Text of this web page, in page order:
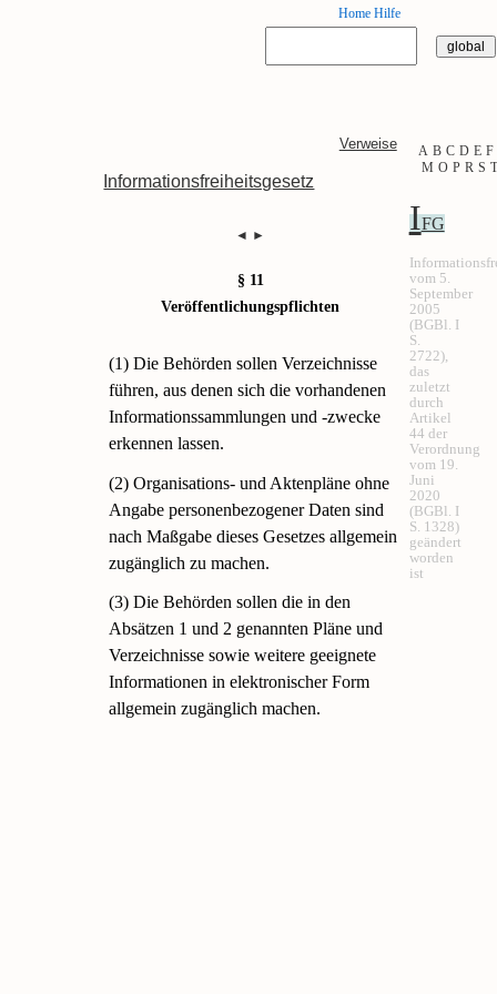
Home Hilfe
A B C D E F
M O P R S T
Informationsfreiheitsgesetz
Verweise
◄ ►
§ 11
Veröffentlichungspflichten
IFG
vom 5.
September
2005
(BGBl. I
S.
2722),
das
zuletzt
durch
Artikel
44 der
Verordnung
vom 19.
Juni
2020
(BGBl. I
S. 1328)
geändert
worden
ist
(1) Die Behörden sollen Verzeichnisse
führen, aus denen sich die vorhandenen
Informationssammlungen und -zwecke
erkennen lassen.
(2) Organisations- und Aktenpläne ohne
Angabe personenbezogener Daten sind
nach Maßgabe dieses Gesetzes allgemein
zugänglich zu machen.
(3) Die Behörden sollen die in den
Absätzen 1 und 2 genannten Pläne und
Verzeichnisse sowie weitere geeignete
Informationen in elektronischer Form
allgemein zugänglich machen.